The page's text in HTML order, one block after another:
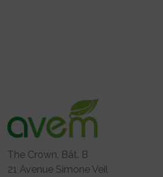
The Crown, Bât. B
21 Avenue Simone Veil